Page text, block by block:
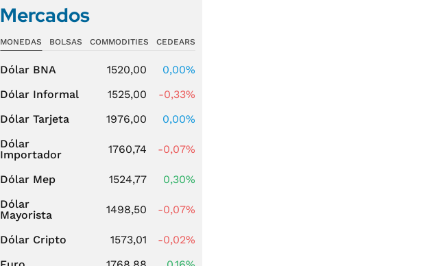
Mercados
MONEDAS BOLSAS COMMODITIES CEDEARS
Dólar BNA 1520,00
0,00%
Dólar Informal
1525,00
-0,33%
Dólar Tarjeta
1976,00
0,00%
Dólar
Importador
1760,74 -0,07%
Dólar Mep 1524,77
0,30%
Dólar
Mayorista
1498,50 -0,07%
Dólar Cripto 1573,01
-0,02%